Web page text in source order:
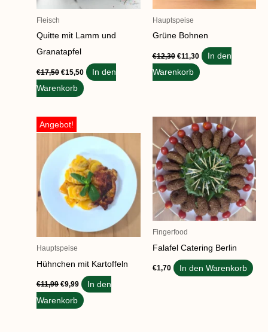
Fleisch
Quitte mit Lamm und
Granatapfel
€17,50 €15,50
In den
Warenkorb
Hauptspeise
Grüne Bohnen
€12,30 €11,30
In den
Warenkorb
Angebot!
Hauptspeise
Hühnchen mit Kartoffeln
€11,99
Ursprünglicher
Preis
war:
€9,99
ist:
In den
Warenkorb
Fingerfood
Falafel Catering Berlin
€1,70 In den Warenkorb